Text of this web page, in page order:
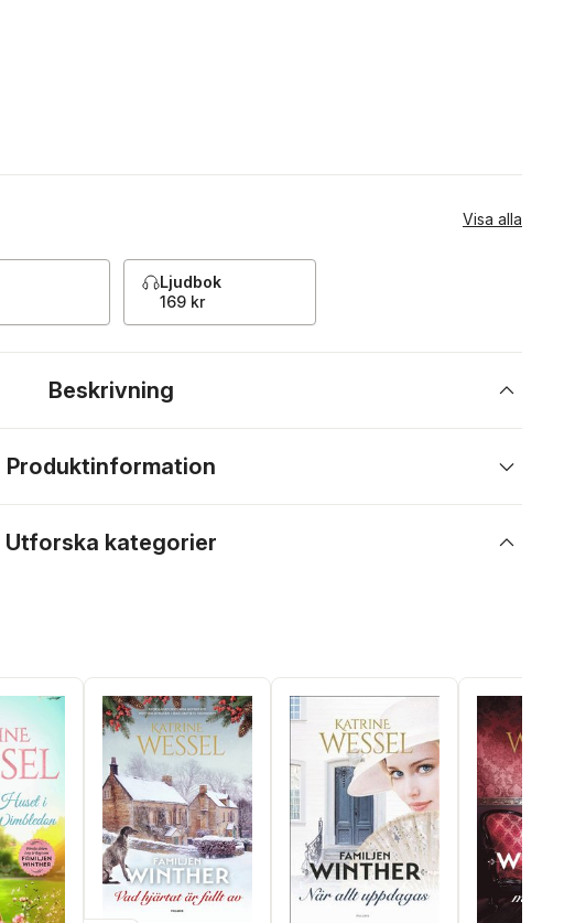
Visa alla
Ljudbok
169 kr
Beskrivning
Produktinformation
Utforska kategorier